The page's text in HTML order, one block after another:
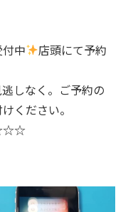
中
店頭にて予約
しなく。ご予約の
ください。